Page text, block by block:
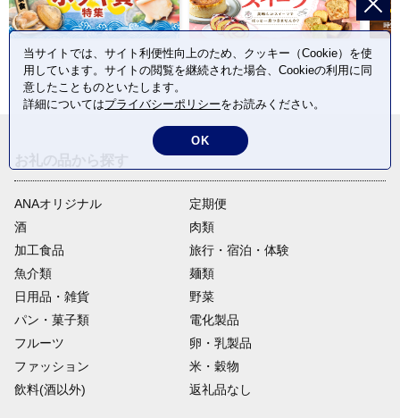
ANAオリジナル
定期便
酒
肉類
加工食品
旅行・宿泊・体験
魚介類
麺類
日用品・雑貨
野菜
パン・菓子類
電化製品
フルーツ
卵・乳製品
ファッション
米・穀物
飲料(酒以外)
返礼品なし
当サイトでは、サイト利便性向上のため、クッキー（Cookie）を使
用しています。サイトの閲覧を継続された場合、Cookieの利用に同
意したことものといたします。
詳細についてはプライバシーポリシーをお読みください。
OK